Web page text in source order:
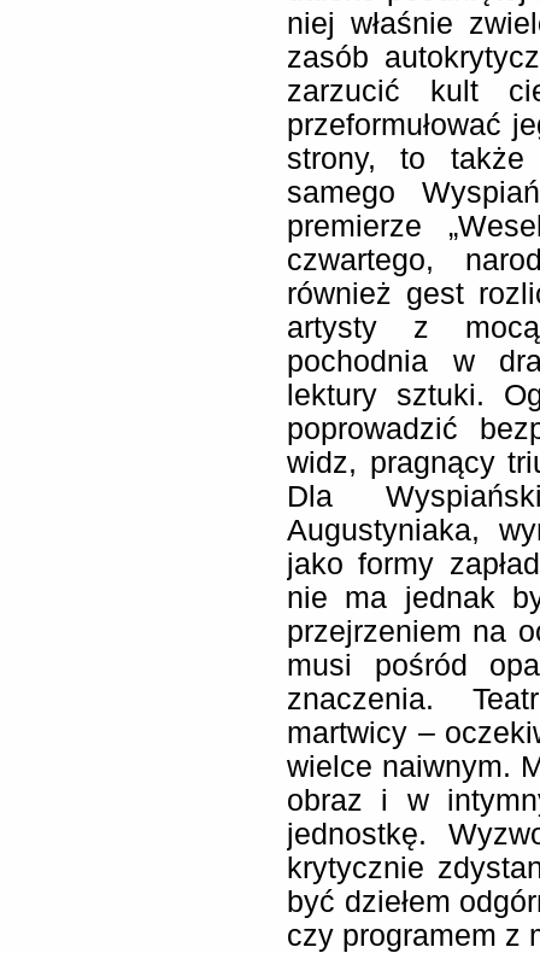
niej właśnie
zasób
zarzucić kult
przeformułować
strony, to
samego
premierze
czwartego,
również gest
artysty z mocą
pochodnia w
lektury sztuki.
poprowadzić
widz, pragnący
Dla
Augustyniaka,
jako formy
nie ma jednak
przejrzeniem na
musi pośród
znaczenia.
martwicy –
wielce naiwnym.
obraz i w
jednostkę.
krytycznie
być dziełem
czy programem z